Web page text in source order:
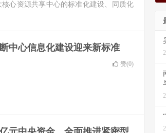
心资源共享中心的标准化建设、同质化
中心信息化建设迎来新标准
赞(0)